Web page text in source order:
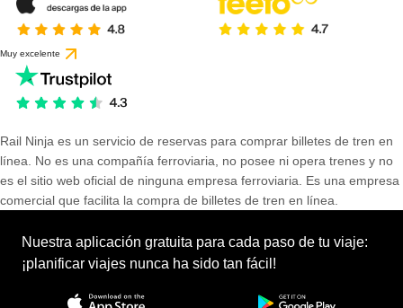
Muy excelente
Rail Ninja es un servicio de reservas para comprar billetes de tren en
línea. No es una compañía ferroviaria, no posee ni opera trenes y no
es el sitio web oficial de ninguna empresa ferroviaria. Es una empresa
comercial que facilita la compra de billetes de tren en línea.
Nuestra aplicación gratuita para cada paso de tu viaje:
¡planificar viajes nunca ha sido tan fácil!